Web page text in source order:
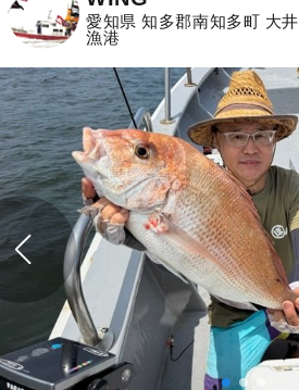
愛知県 知多郡南知多町 大井
漁港